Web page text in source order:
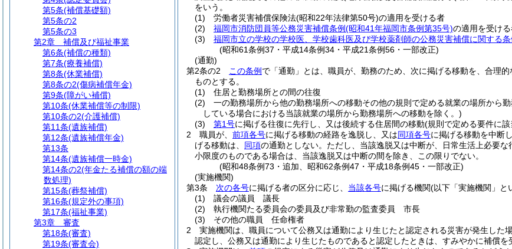
をいう。
(1)
労働者災害補償保険法(昭和22年法律第50号)の適用を受ける者
(2)
福岡市消防団員等公務災害補償条例(昭和41年福岡市条例第35号)の適用を受け
(3)
福岡市立の学校の学校医、学校歯科医及び学校薬剤師の公務災害補償に関する条
(昭和61条例37・平成14条例34・平成21条例56・一部改正)
(通勤)
第2条の2
この条例 で「通勤」とは、職員が、勤務のため、次に掲げる移動を、合理
ものとする。
(1)
住居と勤務場所との間の往復
(2)
一の勤務場所から他の勤務場所への移動その他の規則で定める就業の場所から
している場合における当該就業の場所から勤務場所への移動を除く。)
(3)
第1号に掲げる往復に先行し、又は後続する住居間の移動(規則で定める要件に
2
職員が、 前項各号に掲げる移動の経路を逸脱し、又は同項各号に掲げる移動を中断
げる移動は、 同項の通勤としない。 ただし、当該逸脱又は中断が、日常生活上必要
小限度のものである場合は、当該逸脱又は中断の間を除き、この限りでない。
(昭和48条例73・追加、昭和62条例47・平成18条例45・一部改正)
(実施機関)
第3条
次の各号に掲げる者の区分に応じ、 当該各号に掲げる機関(以下「実施機関」と
(1)
議会の議員 議長
(2)
執行機関たる委員会の委員及び非常勤の監査委員 市長
(3)
その他の職員 任命権者
2
実施機関は、職員について公務又は通勤により生じたと認定される災害が発生し
認定し、公務又は通勤により生じたものであると認定したときは、すみやかに補償を
第5条(補償基礎額)
第5条の2
第5条の3
第2章
補償及び福祉事業
第6条(補償の種類)
第7条(療養補償)
第8条(休業補償)
第8条の2(傷病補償年金)
第9条(障がい補償)
第10条(休業補償等の制限)
第10条の2(介護補償)
第11条(遺族補償)
第12条(遺族補償年金)
第13条
第14条(遺族補償一時金)
第14条の2(年金たる補償の額の端
数処理)
第15条(葬祭補償)
第16条(規定外の事項)
第17条(福祉事業)
第3章
審査
第18条(審査)
第19条(審査会)